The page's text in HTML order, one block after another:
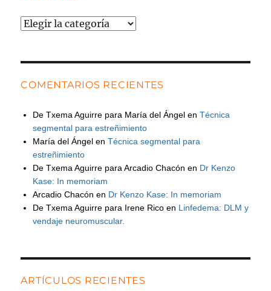
Secciones
COMENTARIOS RECIENTES
De Txema Aguirre para María del Ángel enTécnica
segmental para estreñimiento
María del Ángel enTécnica segmental para
estreñimiento
De Txema Aguirre para Arcadio Chacón en Dr Kenzo
Kase: In memoriam
Arcadio Chacón en Dr Kenzo Kase: In memoriam
De Txema Aguirre para Irene Rico en Linfedema: DLM y
vendaje neuromuscular.
ARTÍCULOS RECIENTES